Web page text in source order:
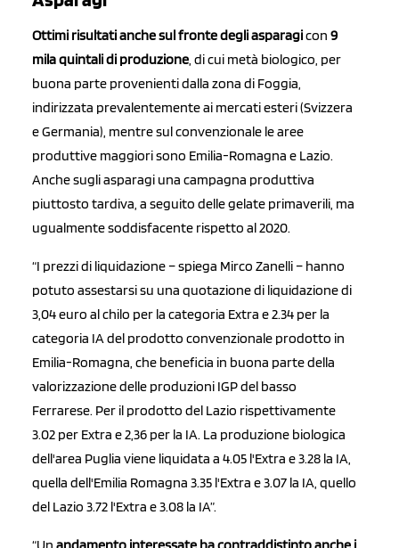
Ottimi risultati anche sul fronte degli asparagicon 9
mila quintali di produzione, di cui metà biologico, per
buona parte provenienti dalla zona di Foggia,
indirizzata prevalentemente ai mercati esteri (Svizzera
e Germania), mentre sul convenzionale le aree
produttive maggiori sono Emilia-Romagna e Lazio.
Anche sugli asparagi una campagna produttiva
piuttosto tardiva, a seguito delle gelate primaverili, ma
ugualmente soddisfacente rispetto al 2020.
“I prezzi di liquidazione – spiega Mirco Zanelli – hanno
potuto assestarsi su una quotazione di liquidazione di
3,04 euro al chilo per la categoria Extra e 2.34 per la
categoria IA del prodotto convenzionale prodotto in
Emilia-Romagna, che beneficia in buona parte della
valorizzazione delle produzioni IGP del basso
Ferrarese. Per il prodotto del Lazio rispettivamente
3.02 per Extra e 2,36 per la IA. La produzione biologica
dell'area Puglia viene liquidata a 4.05 l'Extra e 3.28 la IA,
quella dell'Emilia Romagna 3.35 l'Extra e 3.07 la IA, quello
del Lazio 3.72 l'Extra e 3.08 la IA”.